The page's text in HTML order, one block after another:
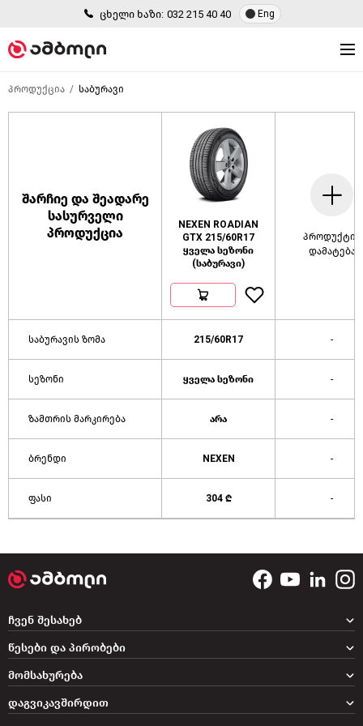
ცხელი ხაზი: 032 215 40 40 Eng
პროდუქცია საბურავი
შარჩიე და შეადარე
სასურველი
პროდუქცია
NEXEN ROADIAN
GTX 215/60R17
ყველა სეზონი
(საბურავი)
პროდუქტის
დამატება
საბურავის ზომა 215/60R17 -
სეზონი ყველა სეზონი -
ზამთრის მარკირება არა -
ბრენდი NEXEN -
ფასი 304 ₾ -
დაგვიკავშირდით
ჩვენ შესახებ
წესები და პირობები
მომსახურება